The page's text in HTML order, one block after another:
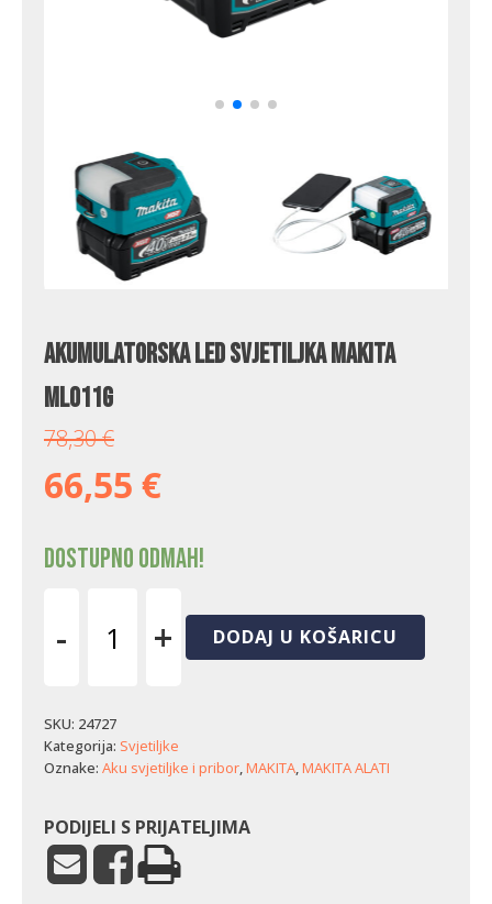
Akumulatorska LED svjetiljka Makita
ML011G
78,30€
66,55 €
Dostupno odmah!
-
Makita
ML011G
količina
+ DODAJ U KOŠARICU
SKU: 24727
Kategorija: Svjetiljke
Oznake: Aku svjetiljke i pribor,MAKITA,MAKITA ALATI
PODIJELI S PRIJATELJIMA